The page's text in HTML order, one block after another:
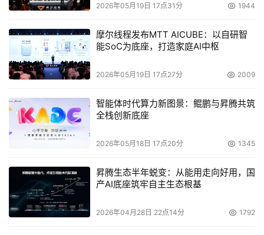
2026年05月19日 17点31分 1944
摩尔线程发布MTT AICUBE：以自研智
能SoC为底座，打造家庭AI中枢
2026年05月19日 17点27分 2009
智能体时代算力新图景：鲲鹏与昇腾共筑
全栈创新底座
2026年05月18日 17点20分 1345
昇腾生态半年蜕变：从能用走向好用，国
产AI底座筑牢自主生态根基
2026年04月28日 22点14分 1792